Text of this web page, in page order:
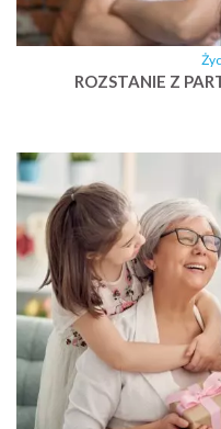
ROZSTANIE Z